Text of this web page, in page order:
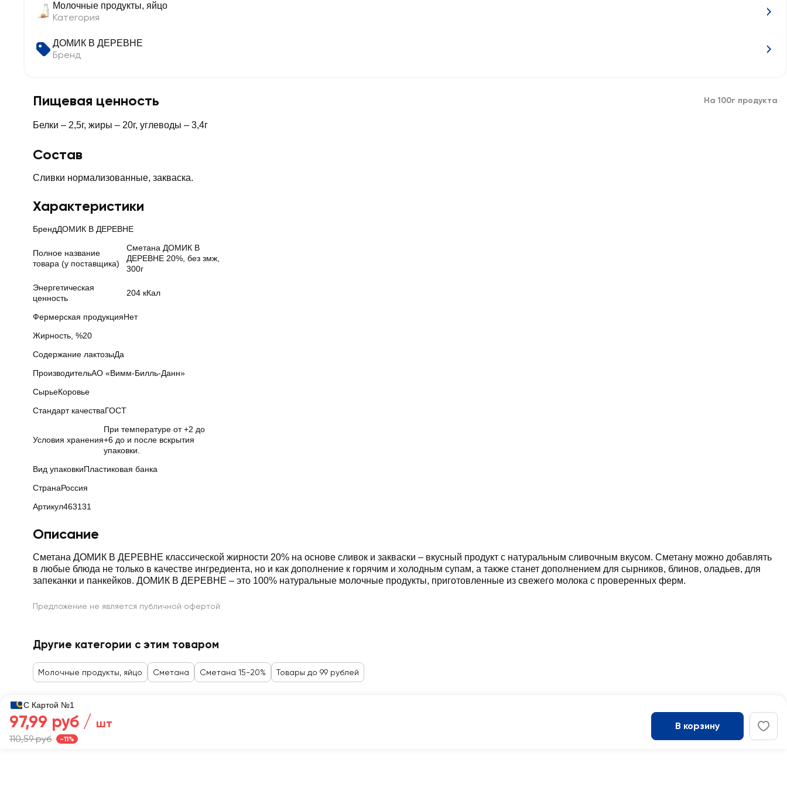
Молочные продукты, яйцо
Категория
ДОМИК В ДЕРЕВНЕ
Бренд
Пищевая ценность На 100г продукта
Белки – 2,5г, жиры – 20г, углеводы – 3,4г
Состав
Сливки нормализованные, закваска.
Характеристики
БрендДОМИК В ДЕРЕВНЕ
Полное название
товара (у поставщика)
Сметана ДОМИК В
ДЕРЕВНЕ 20%, без змж,
300г
Энергетическая
ценность
204 кКал
Фермерская продукцияНет
Жирность, %20
Содержание лактозыДа
ПроизводительАО «Вимм-Билль-Данн»
СырьеКоровье
Стандарт качестваГОСТ
Условия хранения
При температуре от +2 до
+6 до и после вскрытия
упаковки.
Вид упаковкиПластиковая банка
СтранаРоссия
Артикул463131
Описание
Сметана ДОМИК В ДЕРЕВНЕ классической жирности 20% на основе сливок и закваски – вкусный продукт с натуральным сливочным вкусом. Сметану можно добавлять
в любые блюда не только в качестве ингредиента, но и как дополнение к горячим и холодным супам, а также станет дополнением для сырников, блинов, оладьев, для
запеканки и панкейков. ДОМИК В ДЕРЕВНЕ – это 100% натуральные молочные продукты, приготовленные из свежего молока с проверенных ферм.
Предложение не является публичной офертой
Другие категории с этим товаром
Молочные продукты, яйцо Сметана Сметана 15-20% Товары до 99 рублей
С Картой №1
97,99 руб / шт
110,59 руб -11%
В корзину
Главная Войти